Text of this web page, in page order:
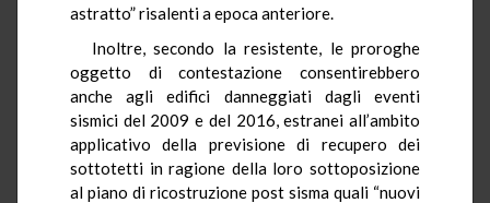
astratto” risalenti a epoca anteriore.
Inoltre, secondo la resistente, le proroghe
oggetto di contestazione consentirebbero
anche agli edifici danneggiati dagli eventi
sismici del 2009 e del 2016, estranei all’ambito
applicativo della previsione di recupero dei
sottotetti in ragione della loro sottoposizione
al piano di ricostruzione post sisma quali “nuovi